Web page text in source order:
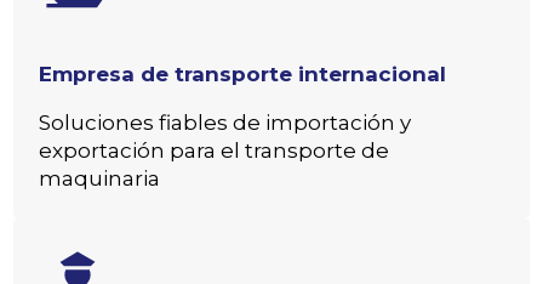
Empresa de transporte internacional
Soluciones fiables de importación y
exportación para el transporte de
maquinaria